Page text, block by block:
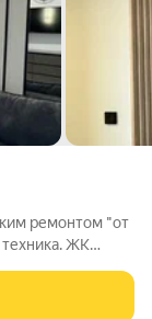
ремонтом "от
техника. ЖК
на границе